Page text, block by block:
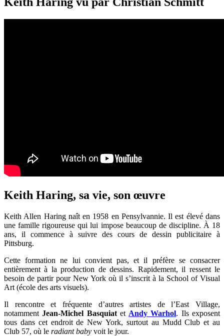
Keith Haring, sa vie, son œuvre
Keith Allen Haring naît en 1958 en Pensylvannie. Il est élevé dans
une famille rigoureuse qui lui impose beaucoup de discipline. À 18
ans, il commence à suivre des cours de dessin publicitaire à
Pittsburg.
Cette formation ne lui convient pas, et il préfère se consacrer
entièrement à la production de dessins. Rapidement, il ressent le
besoin de partir pour New York où il s’inscrit à la School of Visual
Art (école des arts visuels).
Il rencontre et fréquente d’autres artistes de l’East Village,
notammentJean-Michel Basquiatet Andy Warhol. Ils exposent
tous dans cet endroit de New York, surtout au Mudd Club et au
Club 57, où le radiant baby voit le jour.